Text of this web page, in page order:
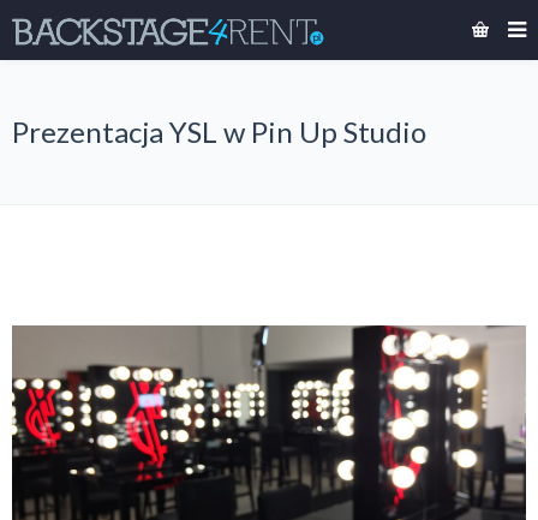
Prezentacja YSL w Pin Up Studio